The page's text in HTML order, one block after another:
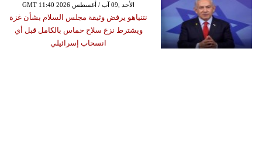
GMT 11:40 2026 الأحد ,09 آب / أغسطس
نتنياهو يرفض وثيقة مجلس السلام بشأن غزة
ويشترط نزع سلاح حماس بالكامل قبل أي
انسحاب إسرائيلي